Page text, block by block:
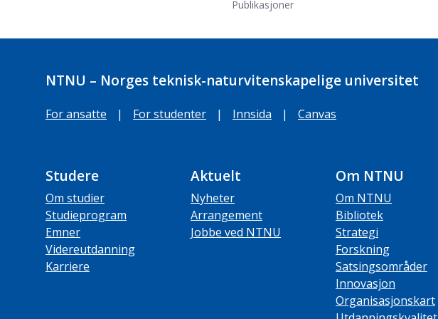
Publikasjoner
NTNU – Norges teknisk-naturvitenskapelige universitet
For ansatte | For studenter | Innsida | Canvas
Studere
Om studier
Studieprogram
Emner
Videreutdanning
Karriere
Aktuelt
Nyheter
Arrangement
Jobbe ved NTNU
Om NTNU
Om NTNU
Bibliotek
Strategi
Forskning
Satsingsområder
Innovasjon
Organisasjonskart